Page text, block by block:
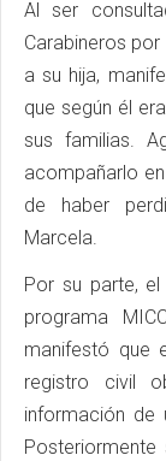
Al ser
Carabineros
a su hija,
que según él
sus familias.
acompañarlo
de haber
Marcela.
Por su parte,
programa
manifestó que
registro civil
información de